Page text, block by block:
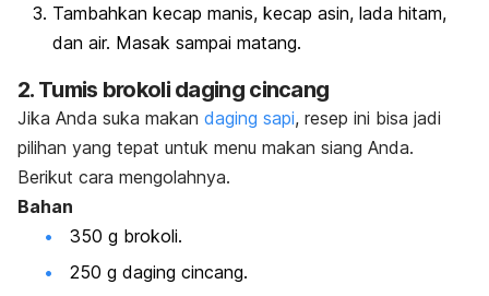
Tambahkan kecap manis, kecap asin, lada hitam,
dan air. Masak sampai matang.
2. Tumis brokoli daging cincang
Jika Anda suka makan daging sapi, resep ini bisa jadi
pilihan yang tepat untuk menu makan siang Anda.
Berikut cara mengolahnya.
Bahan
350 g brokoli.
250 g daging cincang.